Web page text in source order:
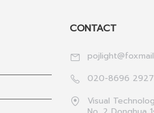
CONTACT
020-8696 2927
Visual